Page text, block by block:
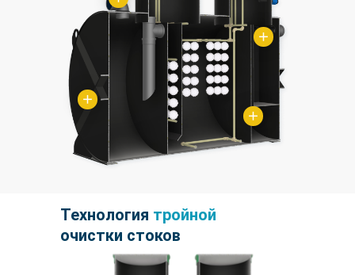
Технология тройной
очистки стоков